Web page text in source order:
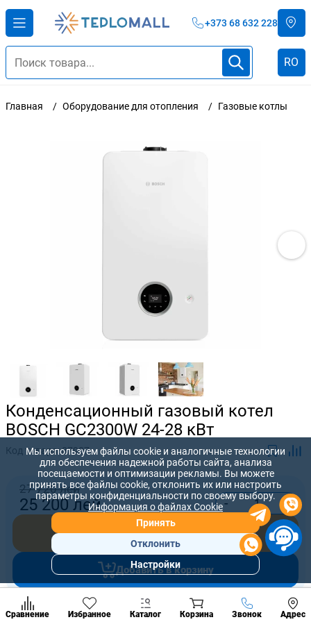
+373 68 632 228
RO
Главная Оборудование для отопления Газовые котлы
Конденсационный газовый котел
BOSCH GC2300W 24-28 кВт
Код товара:87907
27 720 лей
25 200лей - +
Купить сейчас
Добавить в корзину
Предложите нам свою цену, которую вы готовы заплатить за
Сравнение Избранное Каталог Корзина Звонок Адрес
Позвонить
разделы
Мы используем файлы cookie и аналогичные технологии
для обеспечения надежной работы сайта, анализа
посещаемости и оптимизации рекламы. Вы можете
принять все файлы cookie, отклонить их или настроить
параметры конфиденциальности по своему выбору.
Информация о файлах Cookie
Принять
Отклонить
Настройки